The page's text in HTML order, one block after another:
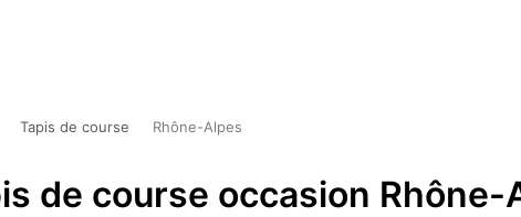
Tapis de course Rhône-Alpes
de course occasion Rhône-